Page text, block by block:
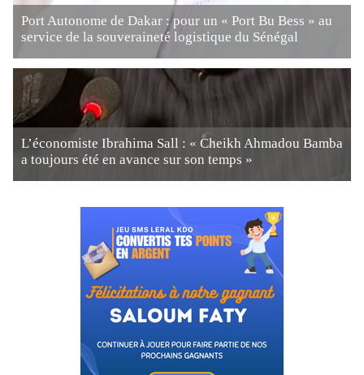
Port Autonome de Dakar : pour un « Port Bu Bess » au
service de la souveraineté logistique du Sénégal
L’économiste Ibrahima Sall : « Cheikh Ahmadou Bamba
a toujours été en avance sur son temps »